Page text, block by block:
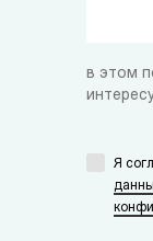
в этом
Я